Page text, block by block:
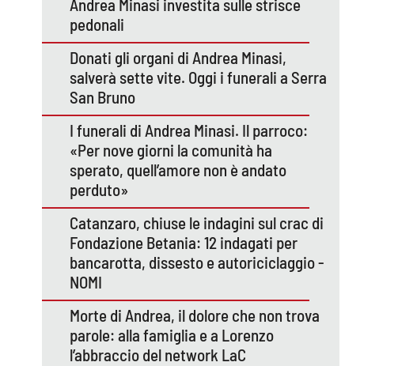
Andrea Minasi investita sulle strisce
pedonali
Donati gli organi di Andrea Minasi,
salverà sette vite. Oggi i funerali a Serra
San Bruno
I funerali di Andrea Minasi. Il parroco:
«Per nove giorni la comunità ha
sperato, quell’amore non è andato
perduto»
Catanzaro, chiuse le indagini sul crac di
Fondazione Betania: 12 indagati per
bancarotta, dissesto e autoriciclaggio -
NOMI
Morte di Andrea, il dolore che non trova
parole: alla famiglia e a Lorenzo
l’abbraccio del network LaC